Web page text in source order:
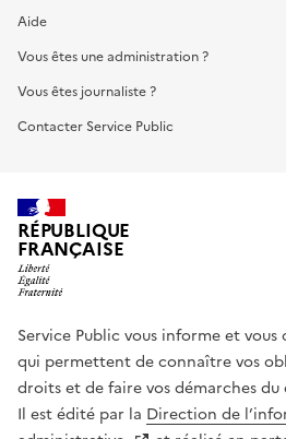
Aide
Vous êtes une administration ?
Vous êtes journaliste ?
Contacter Service Public
RÉPUBLIQUE
FRANÇAISE
Service Public vous informe et vous
qui permettent de connaître vos
droits et de faire vos démarches
Il est édité par la Direction de